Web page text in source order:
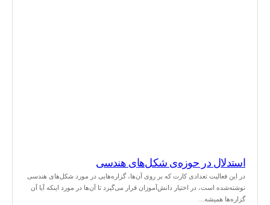
استدلال در حوزه‌ی شکل‌های هندسی
در این فعالیت تعدادی کارت که بر روی آن‌ها، گزاره‌هایی در مورد شکل‌های هندسی
نوشته‌شده است، در اختیار دانش‌آموزان قرار می‌گیرد تا آن‌ها در مورد اینکه آیا آن
گزاره‌ها همیشه…